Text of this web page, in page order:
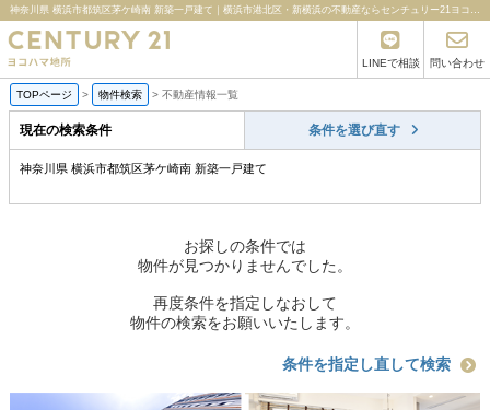
神奈川県 横浜市都筑区茅ケ崎南 新築一戸建て｜横浜市港北区・新横浜の不動産ならセンチュリー21ヨコハマ地所
LINEで相談 問い合わせ
TOPページ > 物件検索 > 不動産情報一覧
現在の検索条件 条件を選び直す
神奈川県 横浜市都筑区茅ケ崎南 新築一戸建て
お探しの条件では
物件が見つかりませんでした。
再度条件を指定しなおして
物件の検索をお願いいたします。
条件を指定し直して検索